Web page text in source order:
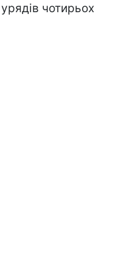
урядів чотирьох